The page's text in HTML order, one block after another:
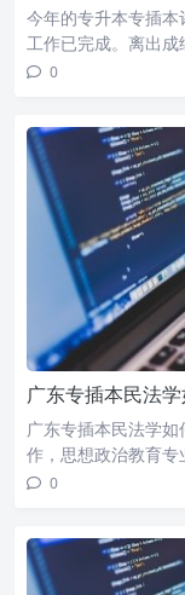
今年的专升本专插
工作已完成。离出
0
广东专插本民法
广东专插本民法学
作，思想政治教育
0